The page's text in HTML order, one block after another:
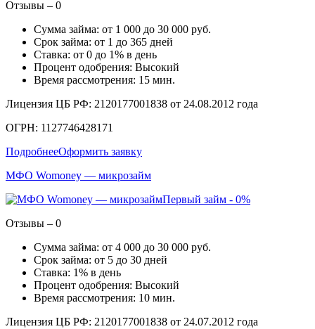
Отзывы – 0
Сумма займа: от 1 000 до 30 000 руб.
Срок займа: от 1 до 365 дней
Ставка: от 0 до 1% в день
Процент одобрения: Высокий
Время рассмотрения: 15 мин.
Лицензия ЦБ РФ: 2120177001838 от 24.08.2012 года
ОГРН: 1127746428171
ПодробнееОформить заявку
МФО Womoney — микрозайм
Первый займ - 0%
Отзывы – 0
Сумма займа: от 4 000 до 30 000 руб.
Срок займа: от 5 до 30 дней
Ставка: 1% в день
Процент одобрения: Высокий
Время рассмотрения: 10 мин.
Лицензия ЦБ РФ: 2120177001838 от 24.07.2012 года